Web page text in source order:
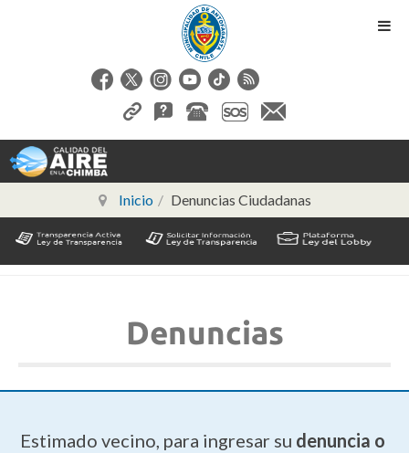
Inicio Denuncias Ciudadanas
Denuncias
Estimado vecino, para ingresar su denuncia o